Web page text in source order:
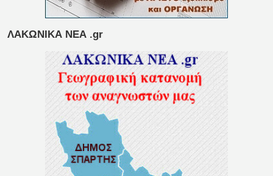
ΛΑΚΩΝΙΚΑ ΝΕΑ .gr